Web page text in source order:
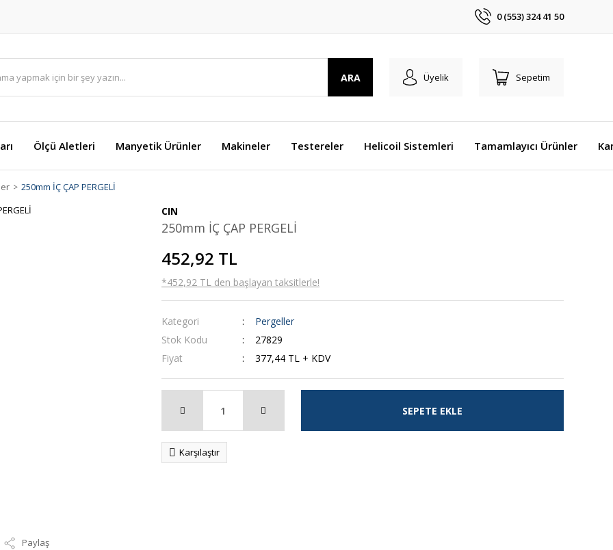
0 (553) 324 41 50
ARA Üyelik Sepetim
Ölçü Aletleri Manyetik Ürünler Makineler Testereler Helicoil Sistemleri Tamamlayıcı Ürünler
250mm İÇ ÇAP PERGELİ
Paylaş
CIN
250mm İÇ ÇAP PERGELİ
452,92 TL
*452,92 TL den başlayan taksitlerle!
Kategori
Pergeller
Stok Kodu
27829
Fiyat
377,44 TL + KDV
SEPETE EKLE
Karşılaştır